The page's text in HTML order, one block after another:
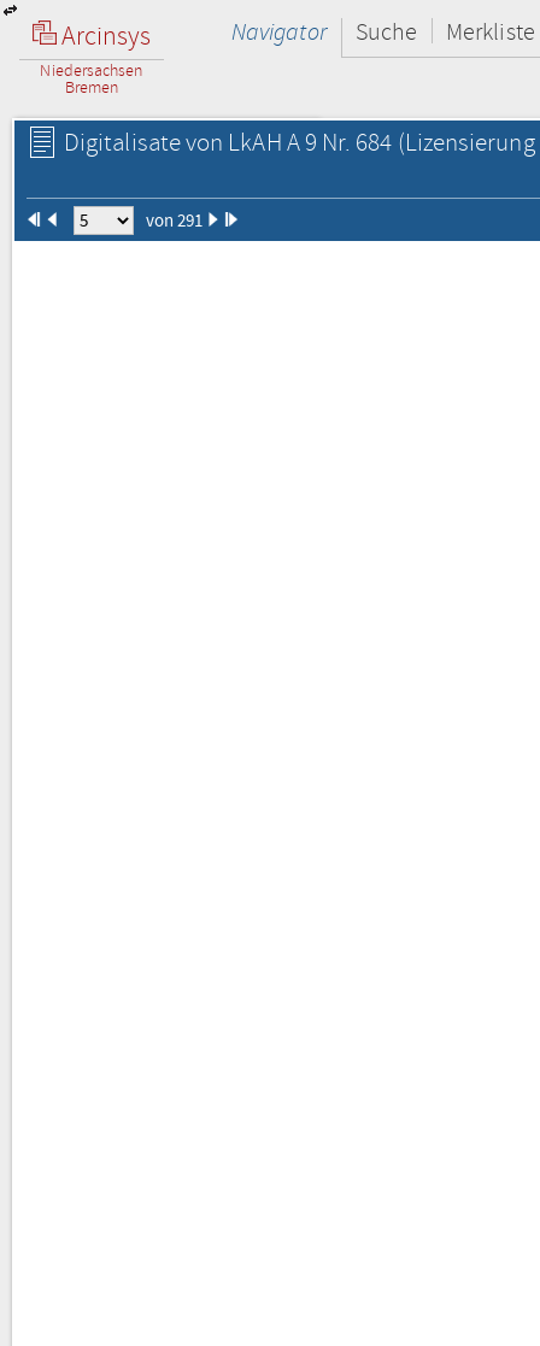
Arcinsys
Niedersachsen
Bremen
Navigator Suche Merkliste
Digitalisate von LkAH A 9 Nr. 684
von 291